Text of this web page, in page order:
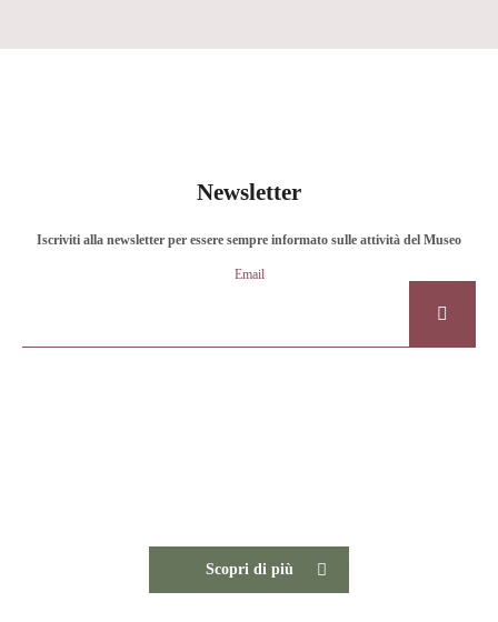
Newsletter
Iscriviti alla newsletter per essere sempre informato sulle attività del Museo
Email
Scopri di più